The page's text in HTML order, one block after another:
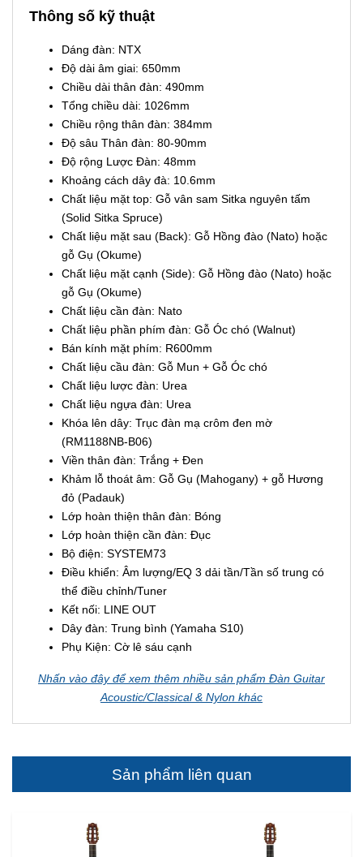
Thông số kỹ thuật
Dáng đàn: NTX
Độ dài âm giai: 650mm
Chiều dài thân đàn: 490mm
Tổng chiều dài: 1026mm
Chiều rộng thân đàn: 384mm
Độ sâu Thân đàn: 80-90mm
Độ rộng Lược Đàn: 48mm
Khoảng cách dây đà: 10.6mm
Chất liệu mặt top: Gỗ vân sam Sitka nguyên tấm
(Solid Sitka Spruce)
Chất liệu mặt sau (Back): Gỗ Hồng đào (Nato) hoặc
gỗ Gụ (Okume)
Chất liệu mặt cạnh (Side): Gỗ Hồng đào (Nato) hoặc
gỗ Gụ (Okume)
Chất liệu cần đàn: Nato
Chất liệu phần phím đàn: Gỗ Óc chó (Walnut)
Bán kính mặt phím: R600mm
Chất liệu cầu đàn: Gỗ Mun + Gỗ Óc chó
Chất liệu lược đàn: Urea
Chất liệu ngựa đàn: Urea
Khóa lên dây: Trục đàn mạ crôm đen mờ
(RM1188NB-B06)
Viền thân đàn: Trắng + Đen
Khảm lỗ thoát âm: Gỗ Gụ (Mahogany) + gỗ Hương
đỏ (Padauk)
Lớp hoàn thiện thân đàn: Bóng
Lớp hoàn thiện cần đàn: Đục
Bộ điện: SYSTEM73
Điều khiển: Âm lượng/EQ 3 dải tần/Tần số trung có
thể điều chỉnh/Tuner
Kết nối: LINE OUT
Dây đàn: Trung bình (Yamaha S10)
Phụ Kiện: Cờ lê sáu cạnh
Nhấn vào đây để xem thêm nhiều sản phẩm Đàn Guitar
Acoustic/Classical & Nylon khác
Sản phẩm liên quan